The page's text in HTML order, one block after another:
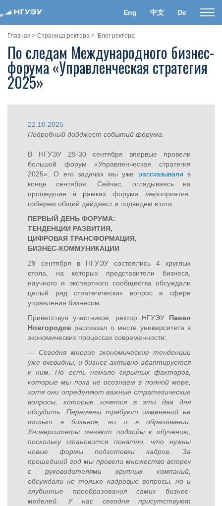
Eng 中文 De
Главная > Страница ректора > Блог ректора
По следам Международного бизнес-
форума «Управленческая стратегия
2025»
22.10.2025
Подробный дайджест событий форума.
В НГУЭУ 29-30 сентября впервые провели
большой форум «Управленческая стратегия
2025». О его задачах мы уже рассказывали в
конце сентября. Сейчас, оглядываясь на
прошедшие в рамках форума мероприятия,
соберем общий дайджест и подведем итоги.
ПЕРВЫЙ ДЕНЬ ФОРУМА:
ТЕНДЕНЦИИ РАЗВИТИЯ,
ЦИФРОВАЯ ТРАНСФОРМАЦИЯ,
БИЗНЕС-КОММУНИКАЦИИ
29 сентября в НГУЭУ состоялись 4 круглых
стола, на которых представители бизнеса,
научного и экспертного сообщества обсуждали
целый ряд стратегических вопрос в сфере
управления бизнесом.
Приветствуя участников, ректор НГУЭУ Павел
Новгородов рассказал о месте университета в
экономических процессах современности:
— Сегодня многие экономические тенденции
уже очевидны, и бизнес активно адаптируется
к ним. Но есть немало скрытых факторов,
которые мы пока не осознаем в полной мере,
хотя они определяют важные стратегические
вопросы, которые хочется в эти два дня
обсудить. Перемены требуют изменений не
только в бизнесе, но и в образовании.
Университеты меняют подходы к обучению,
поскольку становится понятно, что нужны
новые формы подготовки кадров. За
прошедший год мы провели множество встреч
с руководителями крупных компаний,
обсуждали не только кадровые вопросы, но и
глубинные преобразования самих бизнес-
моделей. У нас сегодня присутствуют